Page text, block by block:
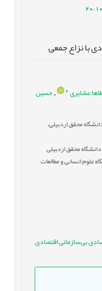
با نزاع جمعی
عشایری 2
,حسین
محقق اردبیلی،
محقق اردبیلی
انسانی و مطالعات
,بی‌سازمانی اقتصادی,